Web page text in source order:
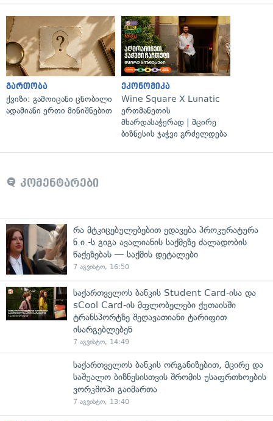
გართობა
ქვიზი: გამოიცანი ცნობილი
ადამიანი ერთი მინიშნებით
ეკონომიკა
Wine Square X Lunatic
ერთმანეთის
მხარდასაჭერად | მცირე
ბიზნესის ჯაჭვი გრძელდება
კომენტარები
რა მტკიცებულებებით ედავება პროკურატურა
ნ.ი.-ს გიგა ავალიანის საქმეზე ძალადობის
წაქეზებას — საქმის დეტალები
7 აგვისტო, 16:50
საქართველოს ბანკის Student Card-ისა და
sCool Card-ის მფლობელები ქუთაისში
ტრანსპორტზე შეღავათიანი ტარიფით
ისარგებლებენ
7 აგვისტო, 14:49
საქართველოს ბანკის ორგანიზებით, მცირე და
საშუალო ბიზნესისთვის შრომის უსაფრთხოების
ვორკშოპი გაიმართა
7 აგვისტო, 13:40